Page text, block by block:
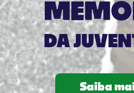
DA
Saiba